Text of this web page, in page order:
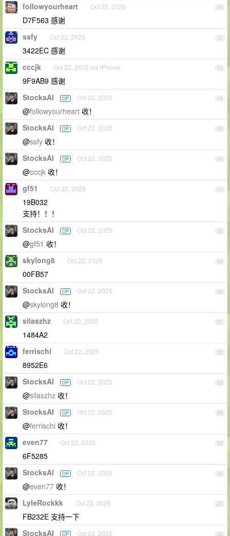
11
followyourheart Oct 22, 2025
D7F563 感谢
12
ssfy Oct 22, 2025
3422EC 感谢
13
cccjk Oct 22, 2025 via iPhone
9F9AB9 感谢
14
StocksAI OP Oct 22, 2025
@followyourheart 收！
15
StocksAI OP Oct 22, 2025
@ssfy 收！
16
StocksAI OP Oct 22, 2025
@cccjk 收！
17
gf51 Oct 22, 2025
19B032
支持！！！
18
StocksAI OP Oct 22, 2025
@gf51 收！
19
skylong8 Oct 22, 2025
00FB57
20
StocksAI OP Oct 22, 2025
@skylong8 收！
21
silaszhz Oct 22, 2025
1484A2
22
ferrischi Oct 22, 2025
8952E6
23
StocksAI OP Oct 22, 2025
@silaszhz 收！
24
StocksAI OP Oct 22, 2025
@ferrischi 收！
25
even77 Oct 22, 2025
6F5285
26
StocksAI OP Oct 22, 2025
@even77 收！
27
LyleRockkk Oct 23, 2025
FB232E 支持一下
28
StocksAI OP Oct 23, 2025